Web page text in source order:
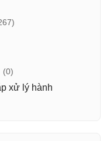
(0)
xử lý hành